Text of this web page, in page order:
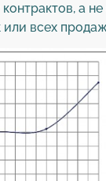
а
всех